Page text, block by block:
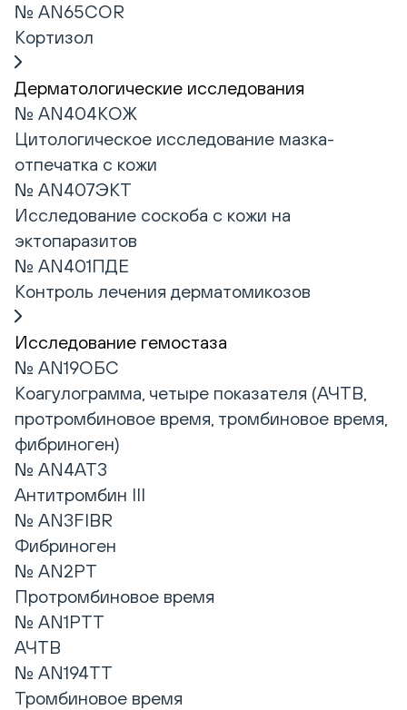
№ AN65COR
Кортизол
Дерматологические исследования
№ AN404КОЖ
Цитологическое исследование мазка-
отпечатка с кожи
№ AN407ЭКТ
Исследование соскоба с кожи на
эктопаразитов
№ AN401ПДЕ
Контроль лечения дерматомикозов
Исследование гемостаза
№ AN19ОБС
Коагулограмма, четыре показателя (АЧТВ,
протромбиновое время, тромбиновое время,
фибриноген)
№ AN4AT3
Антитромбин III
№ AN3FIBR
Фибриноген
№ AN2PT
Протромбиновое время
№ AN1PTT
АЧТВ
№ AN194TT
Тромбиновое время